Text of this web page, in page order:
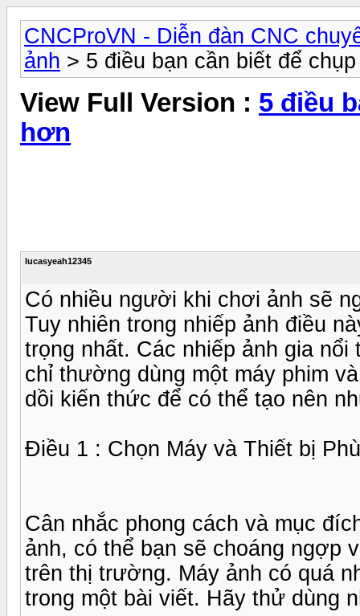
CNCProVN - Diễn đàn CNC
ảnh > 5 điều bạn cần biết để
View Full Version : 5 điều
hơn
lucasyeah12345
Có nhiều người khi chơi ảnh sẽ
Tuy nhiên trong nhiếp ảnh điều
trọng nhất. Các nhiếp ảnh gia
chỉ thường dùng một máy phim
dồi kiến thức để có thể tạo nên
Điều 1 : Chọn Máy và Thiết bị
Cân nhắc phong cách và mục
ảnh, có thể bạn sẽ choáng ngợp
trên thị trường. Máy ảnh có quá
trong một bài viết. Hãy thử dùng